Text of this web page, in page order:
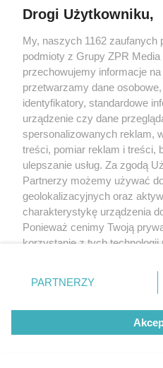
Drogi Użytkowniku,
My, naszych 1162 zaufanych
podmioty z Grupy ZPR
przechowujemy informacje
przetwarzamy dane
identyfikatory, standardowe
urządzenie czy dane
spersonalizowanych reklam,
treści, pomiar reklam i treści,
ulepszanie usług. Za zgodą
Partnerzy możemy używać
geolokalizacyjnych oraz
charakterystykę urządzenia
Ponieważ cenimy Twoją
korzystanie z tych technologii
zmienić/wycofać klikając
znajdujący się w lewym
rodzaje przetwarzania
użytkownika, ale masz
przetwarzaniu. Preferencje
PARTNERZY